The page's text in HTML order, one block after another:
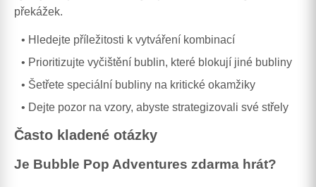
překážek.
Hledejte příležitosti k vytváření kombinací
Prioritizujte vyčištění bublin, které blokují jiné bubliny
Šetřete speciální bubliny na kritické okamžiky
Dejte pozor na vzory, abyste strategizovali své střely
Často kladené otázky
Je Bubble Pop Adventures zdarma hrát?